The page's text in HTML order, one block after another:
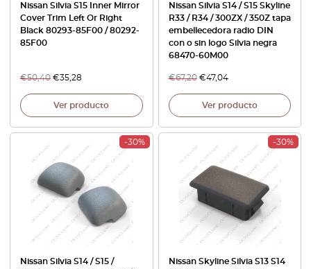
Nissan Silvia S15 Inner Mirror
Cover Trim Left Or Right
Black 80293-85F00 / 80292-
85F00
€50,40 €35,28
Ver producto
Nissan Silvia S14 / S15 Skyline
R33 / R34 / 300ZX / 350Z tapa
embellecedora radio DIN
con o sin logo Silvia negra
68470-60M00
€67,20 €47,04
Ver producto
-30%
Nissan Silvia S14 / S15 /
-30%
Nissan Skyline Silvia S13 S14